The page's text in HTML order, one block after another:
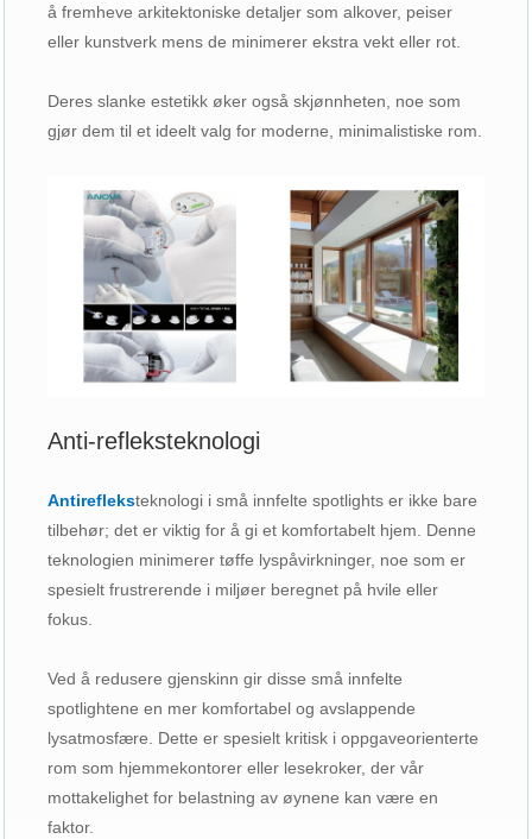
å fremheve arkitektoniske detaljer som alkover, peiser
eller kunstverk mens de minimerer ekstra vekt eller rot.
Deres slanke estetikk øker også skjønnheten, noe som
gjør dem til et ideelt valg for moderne, minimalistiske rom.
Anti-refleksteknologi
Antirefleksteknologi i små innfelte spotlights er ikke bare
tilbehør; det er viktig for å gi et komfortabelt hjem. Denne
teknologien minimerer tøffe lyspåvirkninger, noe som er
spesielt frustrerende i miljøer beregnet på hvile eller
fokus.
Ved å redusere gjenskinn gir disse små innfelte
spotlightene en mer komfortabel og avslappende
lysatmosfære. Dette er spesielt kritisk i oppgaveorienterte
rom som hjemmekontorer eller lesekroker, der vår
mottakelighet for belastning av øynene kan være en
faktor.